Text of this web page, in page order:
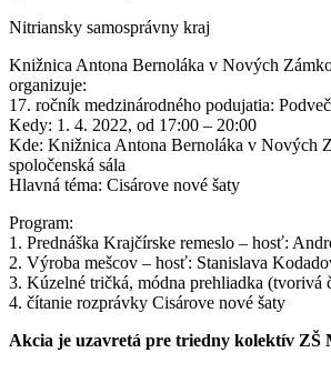
Nitriansky samosprávny kraj
Knižnica Antona Bernoláka v Nových
organizuje:
17. ročník medzinárodného podujatia:
Kedy: 1. 4. 2022, od 17:00 – 20:00
Kde: Knižnica Antona Bernoláka v Nových
spoločenská sála
Hlavná téma: Cisárove nové šaty
Program:
1. Prednáška Krajčírske remeslo – hosť:
2. Výroba mešcov – hosť: Stanislava
3. Kúzelné tričká, módna prehliadka (tvorivá
4. čítanie rozprávky Cisárove nové šaty
Akcia je uzavretá pre triedny kolektív ZŠ